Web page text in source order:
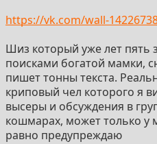
https://vk.com/wall-
Шиз который уже лет пять
поисками богатой мамки,
пишет тонны текста.
криповый чел которого я
высеры и обсуждения в
кошмарах, может только у
равно предупреждаю